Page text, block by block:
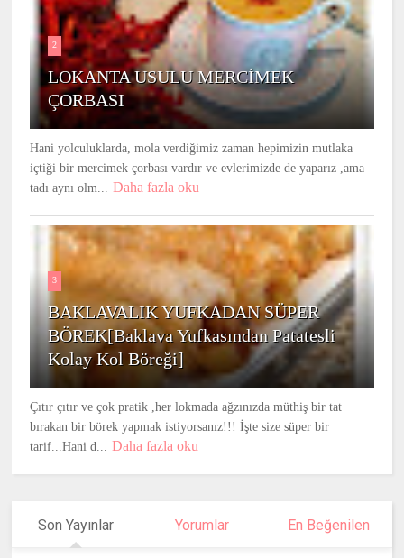
2
LOKANTA USULU MERCİMEK
ÇORBASI
Hani yolculuklarda, mola verdiğimiz zaman hepimizin mutlaka
içtiği bir mercimek çorbası vardır ve evlerimizde de yaparız ,ama
tadı aynı olm... Daha fazla oku
3
BAKLAVALIK YUFKADAN SÜPER
BÖREK[Baklava Yufkasından Patatesli
Kolay Kol Böreği]
Çıtır çıtır ve çok pratik ,her lokmada ağzınızda müthiş bir tat
bırakan bir börek yapmak istiyorsanız!!! İşte size süper bir
tarif...Hani d... Daha fazla oku
Son Yayınlar Yorumlar En Beğenilen